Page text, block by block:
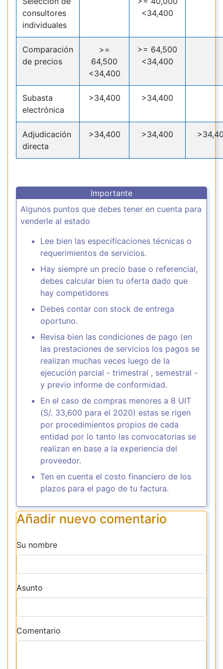
consultores
individuales
<34,400
Comparación
de precios
>=
64,500
<34,400
>= 64,500
<34,400
Subasta
electrónica
>34,400 >34,400
Adjudicación
directa
>34,400 >34,400
Importante
Algunos puntos que debes tener en cuenta para
venderle al estado
Lee bien las especificaciones técnicas o
requerimientos de servicios.
Hay siempre un precio base o referencial,
debes calcular bien tu oferta dado que
hay competidores
Debes contar con stock de entrega
oportuno.
Revisa bien las condiciones de pago (en
las prestaciones de servicios los pagos se
realizan muchas veces luego de la
ejecución parcial - trimestral , semestral -
y previo informe de conformidad.
En el caso de compras menores a 8 UIT
(S/. 33,600 para el 2020) estas se rigen
por procedimientos propios de cada
entidad por lo tanto las convocatorias se
realizan en base a la experiencia del
proveedor.
Ten en cuenta el costo financiero de los
plazos para el pago de tu factura.
Añadir nuevo comentario
Su nombre
Asunto
Comentario